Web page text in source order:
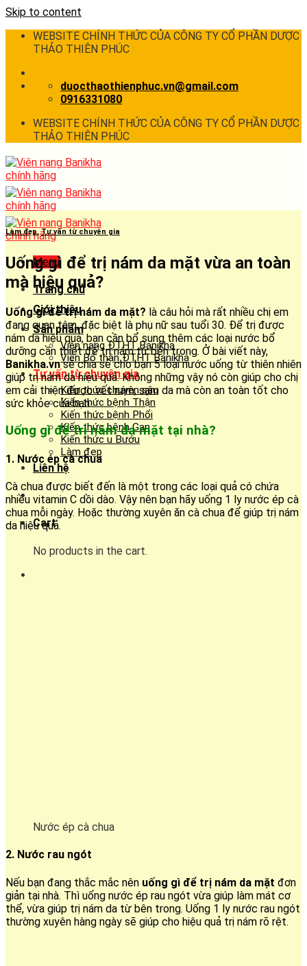
Skip to content
WEBSITE CHÍNH THỨC CỦA CÔNG TY CỔ PHẦN DƯỢC
THẢO THIÊN PHÚC
duocthaothienphuc.vn@gmail.com
0916331080
WEBSITE CHÍNH THỨC CỦA CÔNG TY CỔ PHẦN DƯỢC
THẢO THIÊN PHÚC
Menu
Trang chủ
Giới thiệu
Sản phẩm
Viên nang ĐTHT Banikha
Viên Bổ thận ĐTHT Banikha
Tư vấn từ chuyên gia
Kiến thức chuyên sâu
Kiến thức bệnh Thận
Kiến thức bệnh Phổi
Kiến thức bệnh Gan
Kiến thức u Bướu
Làm đẹp
Liên hệ
Cart
No products in the cart.
Làm đẹp,Tư vấn từ chuyên gia
Uống gì để trị nám da mặt vừa an toàn
mà hiệu quả?
Uống gì để trị nám da mặt? là câu hỏi mà rất nhiều chị em
đang quan tâm, đặc biệt là phụ nữ sau tuổi 30. Để trị được
nám da hiệu quả, bạn cần bổ sung thêm các loại nước bổ
dưỡng cần thiết để trị nám từ bên trong. Ở bài viết này,
Banikha.vnsẽ chia sẻ cho bạn 5 loại nước uống từ thiên nhiên
giúp trị nám da hiệu quả. Không những vậy nó còn giúp cho chị
em cải thiện được vết nám, sạm da mà còn an toàn tốt cho
sức khỏe của bạn.
Uống gì để trị nám da mặt tại nhà?
1. Nước ép cà chua
Cà chua được biết đến là một trong các loại quả có chứa
nhiều vitamin C dồi dào. Vậy nên bạn hãy uống 1 ly nước ép cà
chua mỗi ngày. Hoặc thường xuyên ăn cà chua để giúp trị nám
da hiệu quả.
Nước ép cà chua
2. Nước rau ngót
Nếu bạn đang thắc mắc nên uống gì để trị nám da mặt đơn
giản tại nhà. Thì uống nước ép rau ngót vừa giúp làm mát cơ
thể, vừa giúp trị nám da từ bên trong. Uống 1 ly nước rau ngót
thường xuyên hàng ngày sẽ giúp cho hiệu quả trị nám rõ rệt.